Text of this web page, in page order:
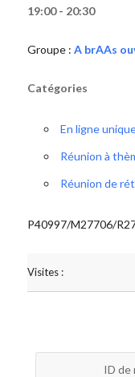
19:00 - 20:30
Groupe : A brAAs
Catégories
En ligne
Réunion à
Réunion de
P40997/M27706/
Visites :
ID de